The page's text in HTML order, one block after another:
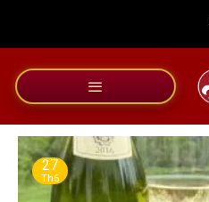
dung
27
Th6